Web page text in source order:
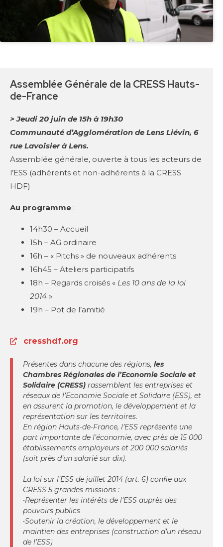
Assemblée Générale de la CRESS Hauts-
de-France
> Jeudi 20 juin de 15h à 19h30
Communauté d’Agglomération de Lens Liévin, 6
rue Lavoisier à Lens.
Assemblée générale, ouverte à tous les acteurs de
l’ESS (adhérents et non-adhérents à la CRESS
HDF)
Au programme :
14h30 – Accueil
15h – AG ordinaire
16h – « Pitchs » de nouveaux adhérents
16h45 – Ateliers participatifs
18h – Regards croisés « Les 10 ans de la loi
2014 »
19h – Pot de l’amitié
cresshdf.org
Présentes dans chacune des régions, les
Chambres Régionales de l’Economie Sociale et
Solidaire (CRESS) rassemblent les entreprises et
réseaux de l’Economie Sociale et Solidaire (ESS), et
en assurent la promotion, le développement et la
représentation sur les territoires.
En région Hauts-de-France, l’ESS représente une
part importante de l’économie, avec près de 15 000
établissements employeurs et 200 000 salariés
(soit près d’un salarié sur dix).
La loi sur l’ESS de juillet 2014 (art. 6) confie aux
CRESS 5 grandes missions :
•Représenter les intérêts de l’ESS auprès des
pouvoirs publics
•Soutenir la création, le développement et le
maintien des entreprises (construction d’un réseau
de l’ESS)